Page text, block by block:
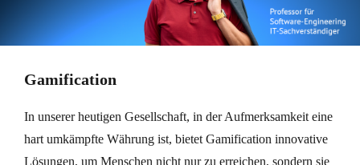
Gamification
In unserer heutigen Gesellschaft, in der Aufmerksamkeit eine
hart umkämpfte Währung ist, bietet Gamification innovative
Lösungen, um Menschen nicht nur zu erreichen, sondern sie